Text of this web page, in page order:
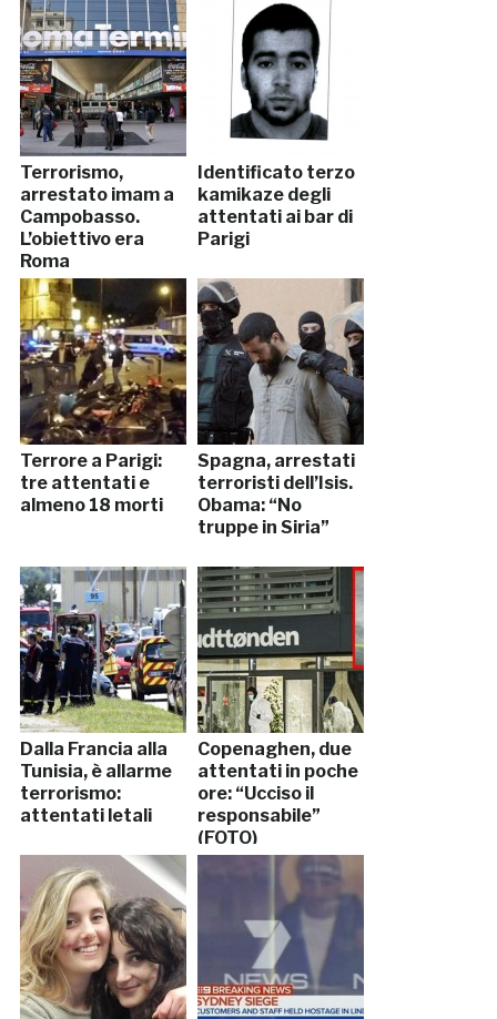
Terrorismo,
arrestato imam a
Campobasso.
L’obiettivo era
Roma
Identificato terzo
kamikaze degli
attentati ai bar di
Parigi
Terrore a Parigi:
tre attentati e
almeno 18 morti
Spagna, arrestati
terroristi dell’Isis.
Obama: “No
truppe in Siria”
Dalla Francia alla
Tunisia, è allarme
terrorismo:
attentati letali
Copenaghen, due
attentati in poche
ore: “Ucciso il
responsabile”
(FOTO)